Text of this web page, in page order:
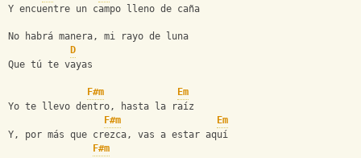
Y encuentre un campo lleno de caña
No habrá manera, mi rayo de luna
D
Que tú te vayas
F#m
Em
Yo te llevo dentro, hasta la raíz
F#m
Em
Y, por más que crezca, vas a estar aquí
F#m